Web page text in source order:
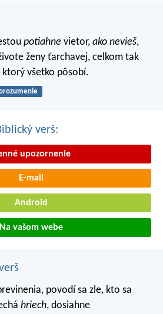
potiahne vietor, ako nevieš,
ženy ťarchavej, celkom tak
všetko pôsobí.
verš:
upozornenie
E-mail
Android
Na vašom webe
povodí sa zle, kto sa
hriech, dosiahne